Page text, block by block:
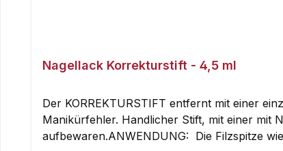
Nagellack Korrekturstift - 4,5 ml
Der KORREKTURSTIFT entfernt mit einer
Manikürfehler. Handlicher Stift, mit einer mit
aufbewaren.ANWENDUNG: Die Filzspitze